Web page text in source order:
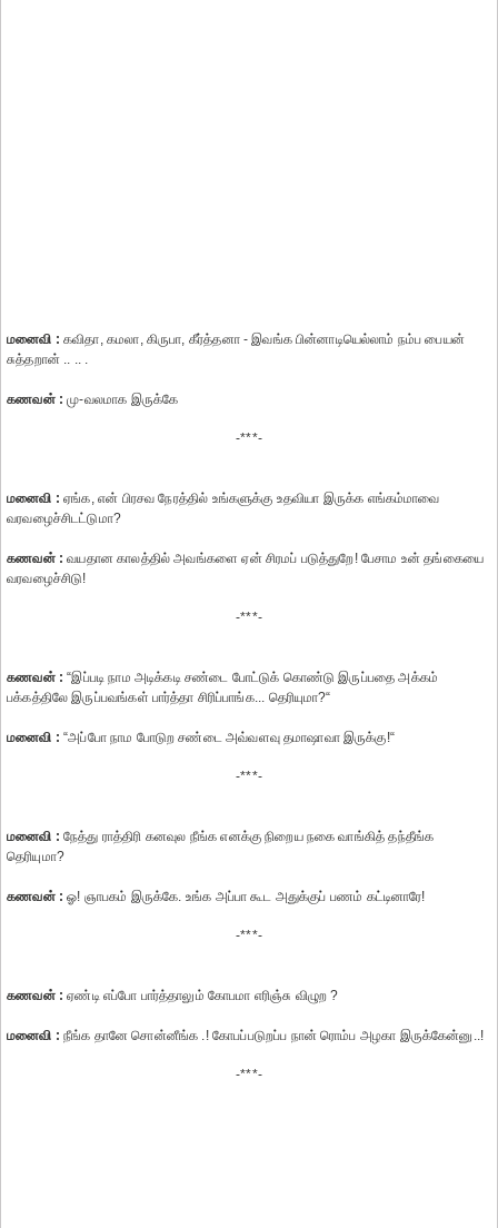
மனைவி : கவிதா, கமலா, கிருபா, கீர்த்தனா - இவங்க பின்னாடியெல்லாம் நம்ப பையன்
சுத்தறான் .. .. .
கணவன் : மு-வலமாக இருக்கே
-***-
மனைவி : ஏங்க, என் பிரசவ நேரத்தில் உங்களுக்கு உதவியா இருக்க எங்கம்மாவை
வரவழைச்சிடட்டுமா?
கணவன் : வயதான காலத்தில் அவங்களை ஏன் சிரமப் படுத்துறே! பேசாம உன் தங்கையை
வரவழைச்சிடு!
-***-
கணவன் : “இப்படி நாம அடிக்கடி சண்டை போட்டுக் கொண்டு இருப்பதை அக்கம்
பக்கத்திலே இருப்பவங்கள் பார்த்தா சிரிப்பாங்க... தெரியுமா?“
மனைவி : “அப்போ நாம போடுற சண்டை அவ்வளவு தமாஷாவா இருக்கு!“
-***-
மனைவி : நேத்து ராத்திரி கனவுல நீங்க எனக்கு நிறைய நகை வாங்கித் தந்தீங்க
தெரியுமா?
கணவன் : ஓ! ஞாபகம் இருக்கே. உங்க அப்பா கூட அதுக்குப் பணம் கட்டினாரே!
-***-
கணவன் : ஏண்டி எப்போ பார்த்தாலும் கோபமா எரிஞ்சு விழுற ?
மனைவி : நீங்க தானே சொன்னீங்க .! கோபப்படுறப்ப நான் ரொம்ப அழகா இருக்கேன்னு..!
-***-